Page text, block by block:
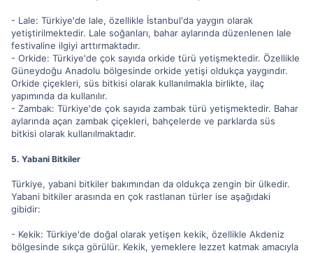
- Lale: Türkiye'de lale, özellikle İstanbul'da yaygın olarak
yetiştirilmektedir. Lale soğanları, bahar aylarında düzenlenen lale
festivaline ilgiyi arttırmaktadır.
- Orkide: Türkiye'de çok sayıda orkide türü yetişmektedir. Özellikle
Güneydoğu Anadolu bölgesinde orkide yetişi oldukça yaygındır.
Orkide çiçekleri, süs bitkisi olarak kullanılmakla birlikte, ilaç
yapımında da kullanılır.
- Zambak: Türkiye'de çok sayıda zambak türü yetişmektedir. Bahar
aylarında açan zambak çiçekleri, bahçelerde ve parklarda süs
bitkisi olarak kullanılmaktadır.
5. Yabani Bitkiler
Türkiye, yabani bitkiler bakımından da oldukça zengin bir ülkedir.
Yabani bitkiler arasında en çok rastlanan türler ise aşağıdaki
gibidir:
- Kekik: Türkiye'de doğal olarak yetişen kekik, özellikle Akdeniz
bölgesinde sıkça görülür. Kekik, yemeklere lezzet katmak amacıyla